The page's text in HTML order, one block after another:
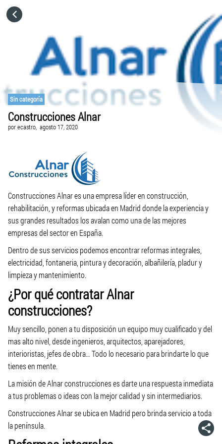
Sin categoría
Construcciones Alnar
porecastro, agosto 17, 2020
Construcciones Alnar es una empresa líder en construcción,
rehabilitación, y reformas ubicada en Madrid donde la experiencia y
sus grandes resultados los avalan como una de las mejores
empresas del sector en España.
Dentro de sus servicios podemos encontrar reformas integrales,
electricidad, fontaneria, pintura y decoración, albañilería, pladur y
limpieza y mantenimiento.
¿Por qué contratar Alnar
construcciones?
Muy sencillo, ponen a tu disposición un equipo muy cualificado y del
mas alto nivel, desde ingenieros, arquitectos, aparejadores,
interioristas, jefes de obra… Todo lo necesario para brindarte lo que
tienes en mente.
La misión de Alnar construcciones es darte una respuesta inmediata
a tus problemas o ideas con la mejor calidad y sin intermediarios.
Construcciones Alnar se ubica en Madrid pero brinda servicio a toda
la península.
CATEGORÍAS
VISITA EL SITIO WEB